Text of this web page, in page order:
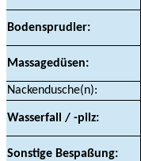
Bodensprudler:
Massagedüsen:
Nackendusche(n):
Wasserfall / -pilz:
Sonstige Bespaßung: